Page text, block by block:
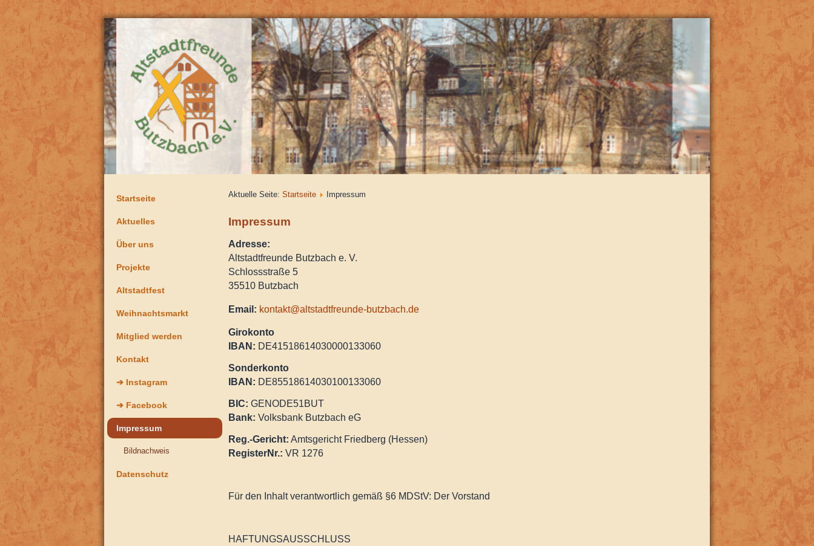
Startseite
Aktuelles
Über uns
Projekte
Altstadtfest
Weihnachtsmarkt
Mitglied werden
Kontakt
➔ Instagram
➔ Facebook
Impressum
Bildnachweis
Datenschutz
Aktuelle Seite: Startseite Impressum
Impressum
Adresse:
Altstadtfreunde Butzbach e. V.
Schlossstraße 5
35510 Butzbach
Email: kontakt@altstadtfreunde-butzbach.de
Girokonto
IBAN: DE41518614030000133060
Sonderkonto
IBAN: DE85518614030100133060
BIC: GENODE51BUT
Bank: Volksbank Butzbach eG
Reg.-Gericht: Amtsgericht Friedberg (Hessen)
RegisterNr.: VR 1276
Für den Inhalt verantwortlich gemäß §6 MDStV: Der Vorstand
HAFTUNGSAUSSCHLUSS